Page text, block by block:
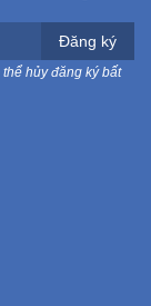
Đăng ký
hủy đăng ký bất